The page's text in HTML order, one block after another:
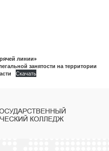
линии»
занятости на территории
Скачать